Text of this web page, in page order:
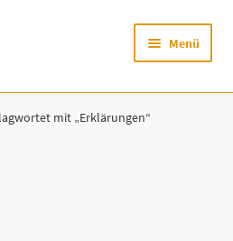
Menü
mit „Erklärungen“